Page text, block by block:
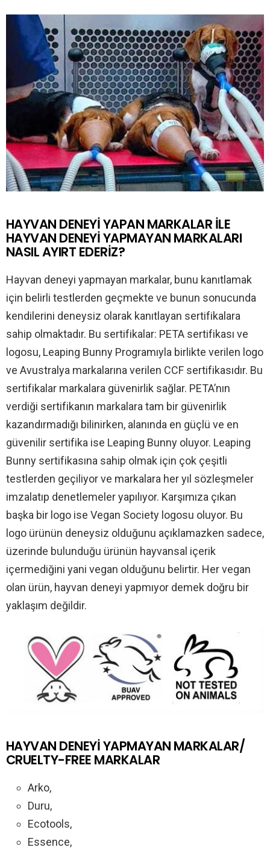
HAYVAN DENEYİ YAPAN MARKALAR İLE
HAYVAN DENEYİ YAPMAYAN MARKALARI
NASIL AYIRT EDERİZ?
Hayvan deneyi yapmayan markalar, bunu kanıtlamak
için belirli testlerden geçmekte ve bunun sonucunda
kendilerini deneysiz olarak kanıtlayan sertifikalara
sahip olmaktadır. Bu sertifikalar: PETA sertifikası ve
logosu, Leaping Bunny Programıyla birlikte verilen logo
ve Avustralya markalarına verilen CCF sertifikasıdır. Bu
sertifikalar markalara güvenirlik sağlar. PETA’nın
verdiği sertifikanın markalara tam bir güvenirlik
kazandırmadığı bilinirken, alanında en güçlü ve en
güvenilir sertifika ise Leaping Bunny oluyor. Leaping
Bunny sertifikasına sahip olmak için çok çeşitli
testlerden geçiliyor ve markalara her yıl sözleşmeler
imzalatıp denetlemeler yapılıyor. Karşımıza çıkan
başka bir logo ise Vegan Society logosu oluyor. Bu
logo ürünün deneysiz olduğunu açıklamazken sadece,
üzerinde bulunduğu ürünün hayvansal içerik
içermediğini yani vegan olduğunu belirtir. Her vegan
olan ürün, hayvan deneyi yapmıyor demek doğru bir
yaklaşım değildir.
HAYVAN DENEYİ YAPMAYAN MARKALAR/
CRUELTY-FREE MARKALAR
Arko,
Duru,
Ecotools,
Essence,